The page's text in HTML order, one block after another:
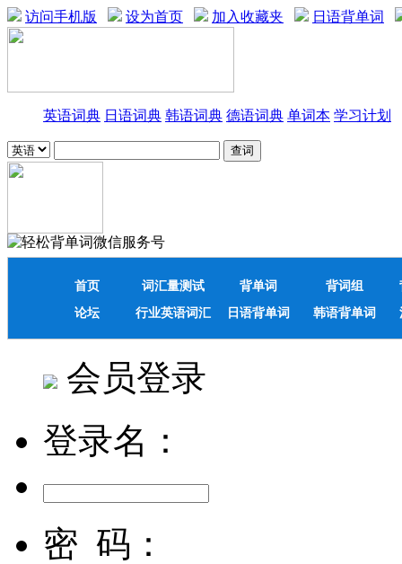
访问手机版 设为首页 加入收藏夹 日语背单词
英语词典 日语词典 韩语词典 德语词典 单词本 学习计划
首页 词汇量测试 背单词 背词组
论坛
行业英语词汇 日语背单词 韩语背单词
会员登录
登录名：
密 码：